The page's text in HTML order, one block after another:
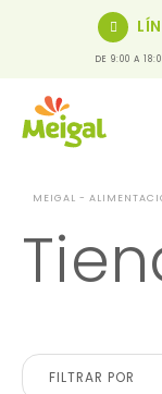
DE 9:00 A
MEIGAL -
FILTRAR POR